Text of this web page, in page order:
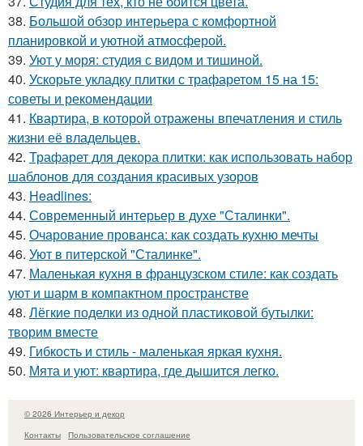
38. Большой обзор интерьера с комфортной
планировкой и уютной атмосферой.
39. Уют у моря: студия с видом и тишиной.
40. Ускорьте укладку плитки с трафаретом 15 на 15:
советы и рекомендации
41. Квартира, в которой отражены впечатления и стиль
жизни её владельцев.
42. Трафарет для декора плитки: как использовать набор
шаблонов для создания красивых узоров
43. Headlines:
44. Современный интерьер в духе "Сталинки".
45. Очарование прованса: как создать кухню мечты
46. Уют в питерской "Сталинке".
47. Маленькая кухня в французском стиле: как создать
уют и шарм в компактном пространстве
48. Лёгкие поделки из одной пластиковой бутылки:
творим вместе
49. Гибкость и стиль - маленькая яркая кухня.
50. Мята и уют: квартира, где дышится легко.
© 2026 Интерьер и декор
Контакты
Пользовательское соглашение